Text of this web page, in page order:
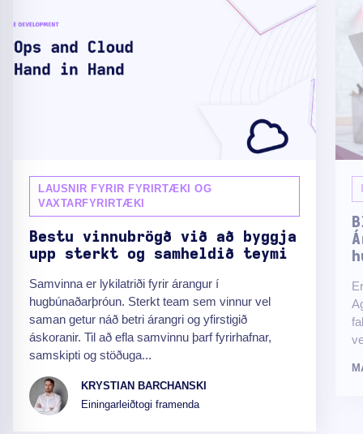
LAUSNIR FYRIR FYRIRTÆKI OG
VAXTARFYRIRTÆKI
Bestu vinnubrögð við að byggja
upp sterkt og samheldið teymi
Samvinna er lykilatriði fyrir árangur í
hugbúnaðarþróun. Sterkt team sem vinnur vel
saman getur náð betri árangri og yfirstigið
áskoranir. Til að efla samvinnu þarf fyrirhafnar,
samskipti og stöðuga...
KRYSTIAN BARCHANSKI
Einingarleiðtogi framenda